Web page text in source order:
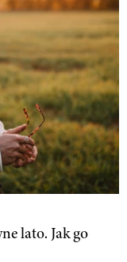
lato. Jak go